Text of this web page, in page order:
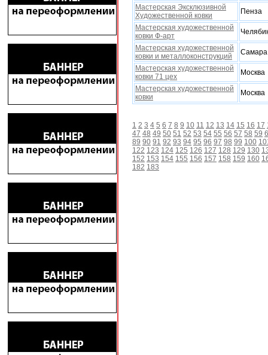
Мастерская Эксклюзивной
Xудожественной ковки
Пенза
Мастерская художественной
ковки Ф-арт
Мастерская художественной
ковки и металлоконструкций
Самара
Мастерская художественной
ковки 71 цех
Москва
Мастерская художественной
ковки
Москва
1 2 3 4 5 6 7 8 9 10 11 12 13 14 15 16 17
47 48 49 50 51 52 53 54 55 56 57 58 59
89 90 91 92 93 94 95 96 97 98 99 100
122 123 124 125 126 127 128 129 130
152 153 154 155 156 157 158 159 160
182 183